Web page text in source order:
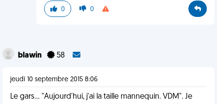
0 0
blawin 58
jeudi 10 septembre 2015 8:06
Le gars... "Aujourd'hui, j'ai la taille mannequin. VDM". Je